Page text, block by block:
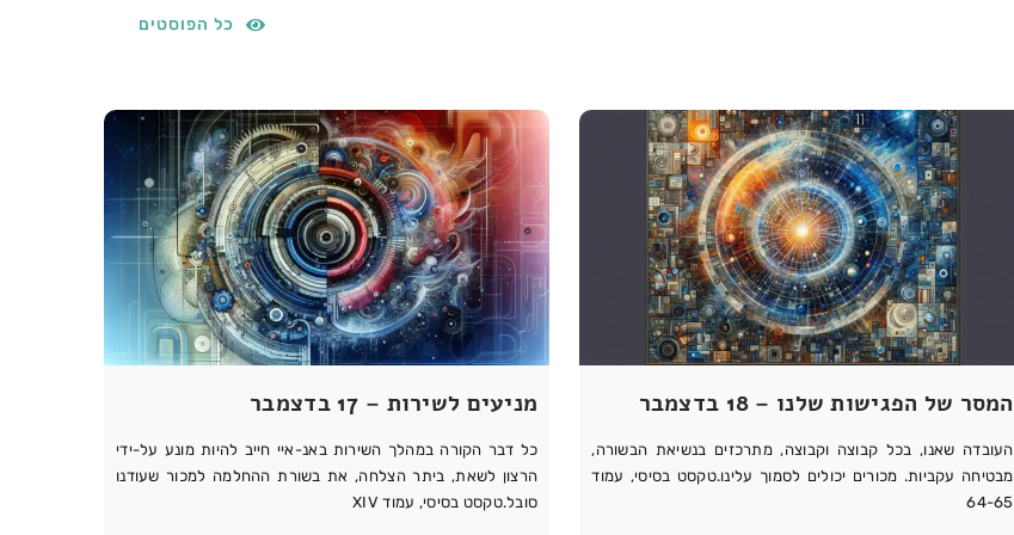
כל הפוסטים
המסר של הפגישות שלנו – 18 בדצמבר
העובדה שאנו, בכל קבוצה וקבוצה, מתרכזים בנשיאת הבשורה,
מבטיחה עקביות. מכורים יכולים לסמוך עלינו.טקסט בסיסי, עמוד
64-65
מניעים לשירות – 17 בדצמבר
כל דבר הקורה במהלך השירות באנ-איי חייב להיות מונע על-ידי
הרצון לשאת, ביתר הצלחה, את בשורת ההחלמה למכור שעודנו
סובל.טקסט בסיסי, עמוד XIV